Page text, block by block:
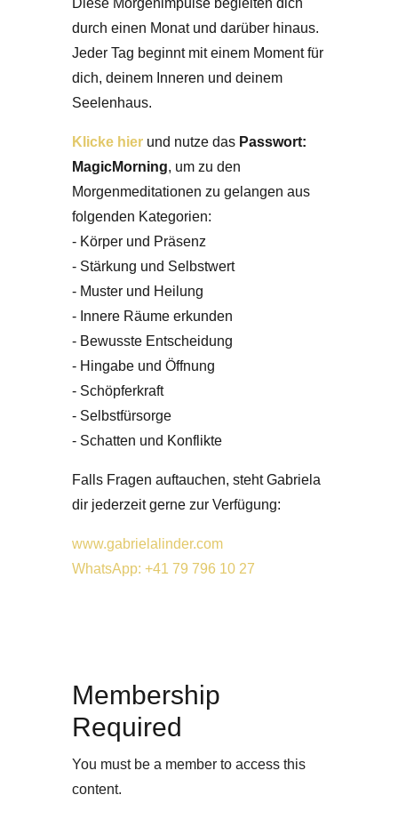
durch einen Monat und darüber hinaus.
Jeder Tag beginnt mit einem Moment für
dich, deinem Inneren und deinem
Seelenhaus.
Klicke hier und nutze das Passwort:
MagicMorning, um zu den
Morgenmeditationen zu gelangen aus
folgenden Kategorien:
- Körper und Präsenz
- Stärkung und Selbstwert
- Muster und Heilung
- Innere Räume erkunden
- Bewusste Entscheidung
- Hingabe und Öffnung
- Schöpferkraft
- Selbstfürsorge
- Schatten und Konflikte
Falls Fragen auftauchen, steht Gabriela
dir jederzeit gerne zur Verfügung:
www.gabrielalinder.com
WhatsApp: +41 79 796 10 27
Membership
Required
You must be a member to access this
content.